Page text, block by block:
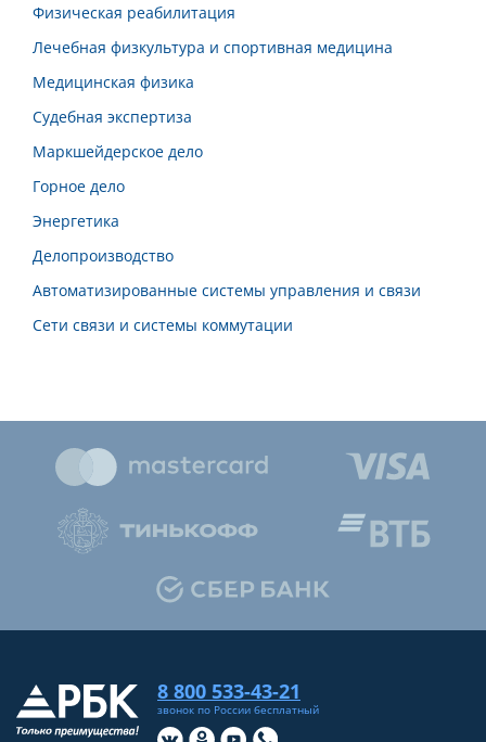
Физическая реабилитация
Лечебная физкультура и спортивная медицина
Медицинская физика
Судебная экспертиза
Маркшейдерское дело
Горное дело
Энергетика
Делопроизводство
Автоматизированные системы управления и связи
Сети связи и системы коммутации
8 800 533-43-21
звонок по России бесплатный